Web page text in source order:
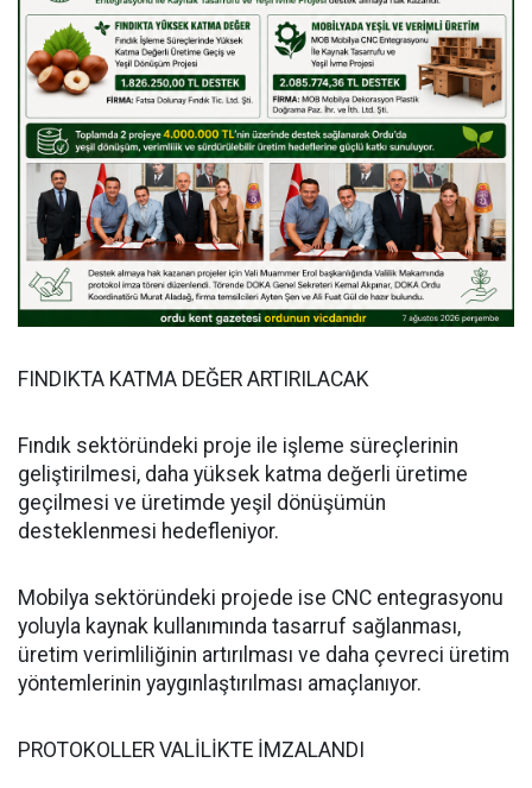
FINDIKTA KATMA DEĞER ARTIRILACAK
Fındık sektöründeki proje ile işleme süreçlerinin
geliştirilmesi, daha yüksek katma değerli üretime
geçilmesi ve üretimde yeşil dönüşümün
desteklenmesi hedefleniyor.
Mobilya sektöründeki projede ise CNC entegrasyonu
yoluyla kaynak kullanımında tasarruf sağlanması,
üretim verimliliğinin artırılması ve daha çevreci üretim
yöntemlerinin yaygınlaştırılması amaçlanıyor.
PROTOKOLLER VALİLİKTE İMZALANDI